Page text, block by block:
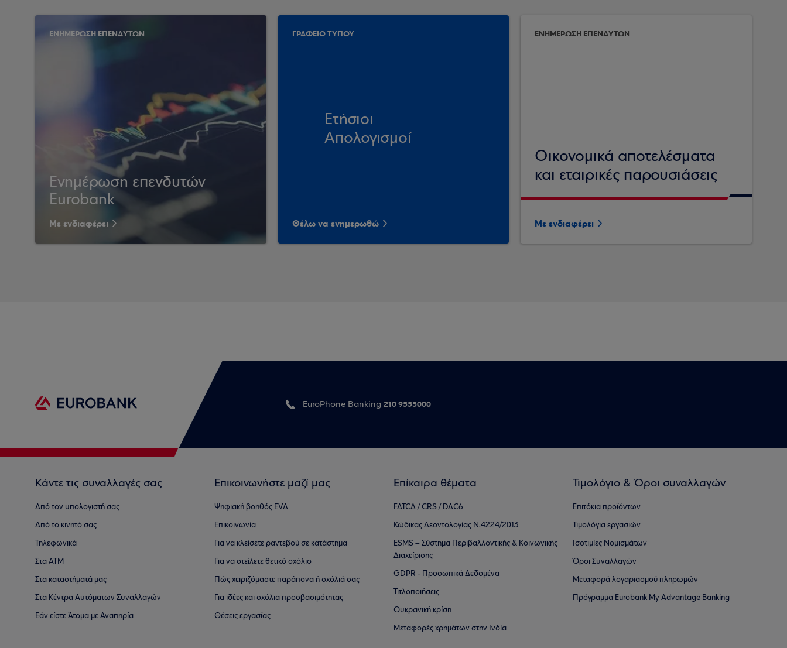
ΕΝΗΜΕΡΩΣΗ ΕΠΕΝΔΥΤΩΝ
Ενημέρωση επενδυτών
Eurobank
Με ενδιαφέρει
ΓΡΑΦΕΙΟ ΤΥΠΟΥ
Ετήσιοι
Απολογισμοί
Θέλω να ενημερωθώ
ΕΝΗΜΕΡΩΣΗ ΕΠΕΝΔΥΤΩΝ
Οικονομικά αποτελέσματα
και εταιρικές παρουσιάσεις
Με ενδιαφέρει
EuroPhone Banking 210 9555000
Κάντε τις συναλλαγές σας
Από τον υπολογιστή σας
Από το κινητό σας
Τηλεφωνικά
Στα ΑΤΜ
Στα καταστήματά μας
Στα Κέντρα Αυτόματων Συναλλαγών
Εάν είστε Άτομα με Αναπηρία
Επικοινωνήστε μαζί μας
Ψηφιακή βοηθός EVA
Επικοινωνία
Για να κλείσετε ραντεβού σε κατάστημα
Για να στείλετε θετικό σχόλιο
Πώς χειριζόμαστε παράπονα ή σχόλιά σας
Για ιδέες και σχόλια προσβασιμότητας
Θέσεις εργασίας
Επίκαιρα θέματα
FATCA / CRS / DAC6
Κώδικας Δεοντολογίας Ν.4224/2013
ESMS – Σύστημα Περιβαλλοντικής & Κοινωνικής
Διαχείρισης
GDPR - Προσωπικά Δεδομένα
Τιτλοποιήσεις
Ουκρανική κρίση
Μεταφορές χρημάτων στην Ινδία
Τιμολόγιο & Όροι συναλλαγών
Επιτόκια προϊόντων
Τιμολόγια εργασιών
Ισοτιμίες Νομισμάτων
Όροι Συναλλαγών
Μεταφορά λογαριασμού πληρωμών
Πρόγραμμα Eurobank My Advantage Banking